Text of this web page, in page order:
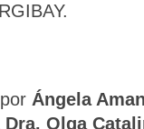
Ángela
Dra. Olga